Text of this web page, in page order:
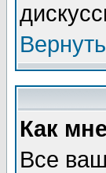
Как
Все